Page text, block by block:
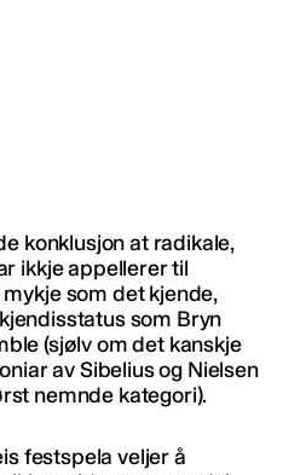
konklusjon at radikale,
ikkje appellerer til
som det kjende,
som Bryn
(sjølv om det kanskje
av Sibelius og Nielsen
nemnde kategori).
festspela veljer å